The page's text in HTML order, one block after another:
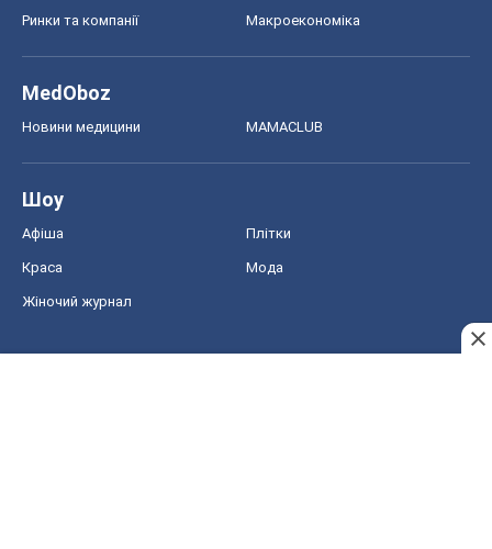
Ринки та компанії Макроекономіка
MedOboz
Новини медицини MAMACLUB
Шоу
Афіша Плітки
Краса Мода
Жіночий журнал